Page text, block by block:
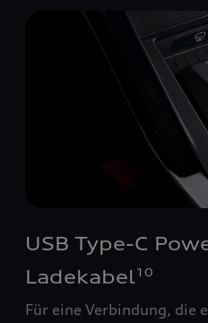
USB Type-C
Ladekabel10
Für eine Verbindung, die